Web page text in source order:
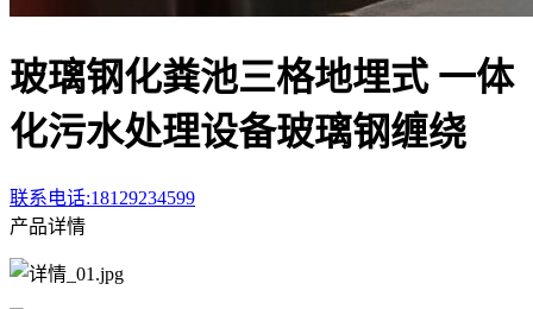
玻璃钢化粪池三格地埋式 一体
化污水处理设备玻璃钢缠绕
联系电话:18129234599
产品详情